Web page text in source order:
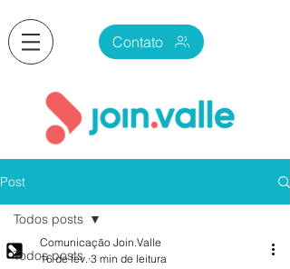
Contato
Post
Todos posts
Todos posts
Comunicação Join.Valle
16 de fev. 3 min de leitura